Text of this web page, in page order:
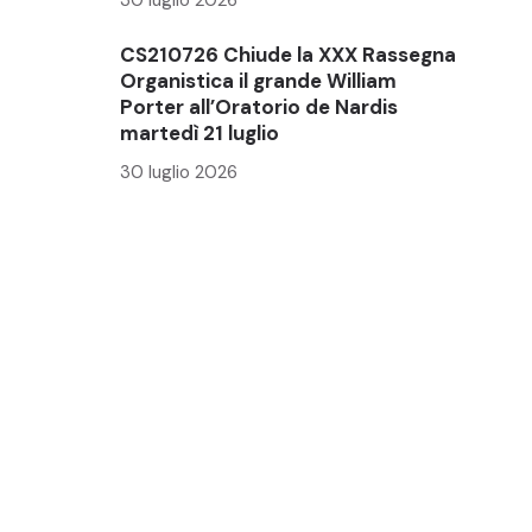
CS210726 Chiude la XXX Rassegna
Organistica il grande William
Porter all’Oratorio de Nardis
martedì 21 luglio
30 luglio 2026